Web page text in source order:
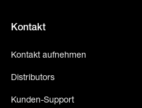
Kontakt
Kontakt aufnehmen
Distributors
Kunden-Support